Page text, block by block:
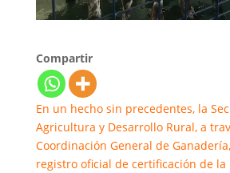
Compartir
En un hecho sin precedentes, la
Agricultura y Desarrollo Rural, a
Coordinación General de
registro oficial de certificación de